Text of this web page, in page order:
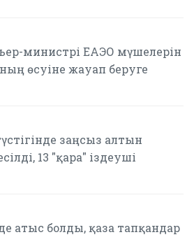
министрі ЕАЭО мүшелерін
өсуіне жауап беруге
заңсыз алтын
13 "қара" іздеуші
атыс болды, қаза тапқандар